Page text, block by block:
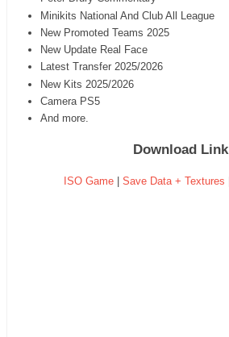
Minikits National And Club All League
New Promoted Teams 2025
New Update Real Face
Latest Transfer 2025/2026
New Kits 2025/2026
Camera PS5
And more.
Download Link
ISO Game Save Data + Textures